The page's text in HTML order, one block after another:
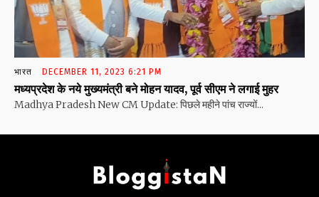
भारत DECEMBER 11, 2023 6:21 PM
मध्यप्रदेश के नये मुख्यमंत्री बने मोहन यादव, पूर्व सीएम ने लगाई मुहर
Madhya Pradesh New CM Update: पिछले महीने पांच राज्यों...